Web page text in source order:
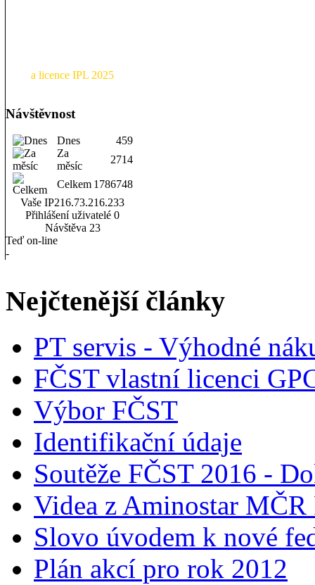
a licence IPL 2025
Návštěvnost
Dnes
459
Za
měsíc
2714
Celkem 1786748
Vaše IP216.73.216.233
Přihlášení uživatelé 0
Návštěva 23
Teď on-line
-
Nejčtenější články
PT servis - Výhodné
FČST vlastní licenci
Výbor FČST
Identifikační údaje
Soutěže FČST 2016 -
Videa z Aminostar MČR
Slovo úvodem k nové
Plán akcí pro rok 2012